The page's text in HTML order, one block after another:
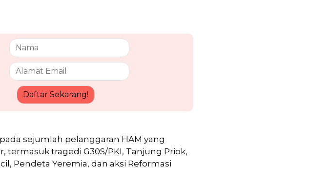
Daftar Sekarang!
sejumlah pelanggaran HAM yang
tragedi G30S/PKI, Tanjung Priok,
Pendeta Yeremia, dan aksi Reformasi